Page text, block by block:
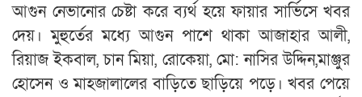
আগুন নেভানোর চেষ্টা করে ব্যর্থ হয়ে ফায়ার সার্ভিসে খবর
দেয়। মুহুর্তের মধ্যে আগুন পাশে থাকা আজাহার আলী,
রিয়াজ ইকবাল, চান মিয়া, রোকেয়া, মো: নাসির উদ্দিন,মাঞ্জুর
হোসেন ও মাহজালালের বাড়িতে ছাড়িয়ে পড়ে। খবর পেয়ে